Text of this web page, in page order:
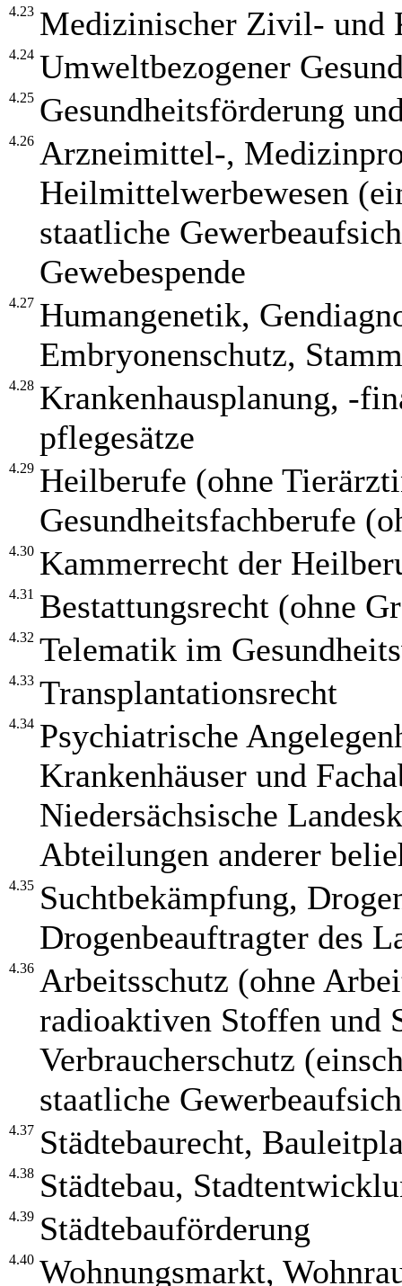
4.23 Medizinischer Zivil- und
4.24 Umweltbezogener
4.25 Gesundheitsförderung
4.26 Arzneimittel-,
Heilmittelwerbewesen
staatliche
Gewebespende
4.27 Humangenetik,
Embryonenschutz,
4.28 Krankenhausplanung, -
pflegesätze
4.29 Heilberufe (ohne
Gesundheitsfachberufe
4.30 Kammerrecht der
4.31 Bestattungsrecht (ohne
4.32 Telematik im
4.33 Transplantationsrecht
4.34 Psychiatrische
Krankenhäuser und
Niedersächsische
Abteilungen anderer
4.35 Suchtbekämpfung,
Drogenbeauftragter des
4.36 Arbeitsschutz (ohne
radioaktiven Stoffen und
Verbraucherschutz
staatliche
4.37 Städtebaurecht,
4.38 Städtebau,
4.39 Städtebauförderung
4.40 Wohnungsmarkt,